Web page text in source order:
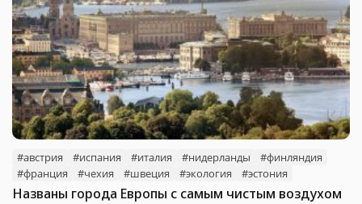
#австрия #испания #италия #нидерланды
#финляндия
#франция
#чехия #швеция #экология #эстония
Названы города Европы с самым чистым воздухом